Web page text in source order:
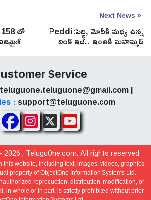
లో
Next News »
Peddi:పెద్ది, మోదీకి మధ్య ఉన్న
లింక్ ఇదే.. ఇంతకీ మహమ్మద్
ఎవరనుకుంటున్నారు
Service
teluguone.teluguone@gmail.com |
: support@teluguone.com
2026 , TeluguOne.com, All rights reserved.
this website, including text, images, videos, graphics,
property of ObjectOne Information Systems Ltd.
reproduction, distribution, modification, or
in whole or in part, is strictly prohibited without prior